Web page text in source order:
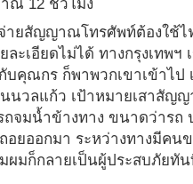
ณ 12 ชั่วโมง
ายสัญญาณโทรศัพท์ต้องใช้
ะเอียดไม่ได้ ทางกรุงเทพ
คุณกร ก็พาพวกเขาเข้าไป
นวลแก้ว เป้าหมายเสาสั
จมน้ำข้างทาง ขนาดว่ารถ
อยออกมา ระหว่างทางมีค
มผมก็กลายเป็นผู้ประสบภั